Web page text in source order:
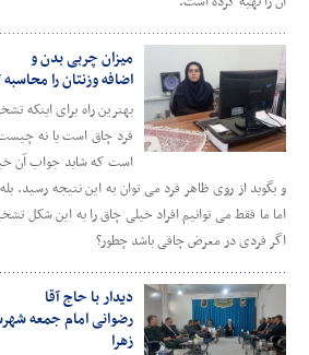
میزان چربی بدن و
اضافه وزنتان را
بهترین راه برای اینکه
فرد چاق است یا نه
است که شاید جواب آن
و بگوید از روی ظاهر فرد می توان به این نتیجه رسید.
اما ما فقط می توانیم افراد خیلی چاق را به این شکل
اگر فردی در معرض چاقی باشد چطور؟
دیدار با حاج آقا
رضوانی امام جمعه
زهرا